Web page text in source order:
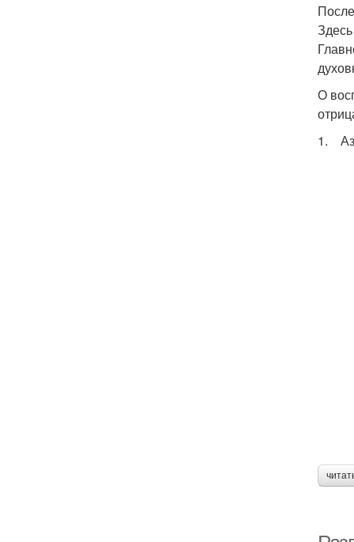
О
1.